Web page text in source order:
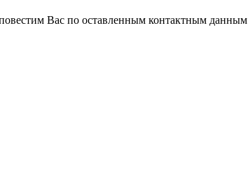
Вас по оставленным контактным данным